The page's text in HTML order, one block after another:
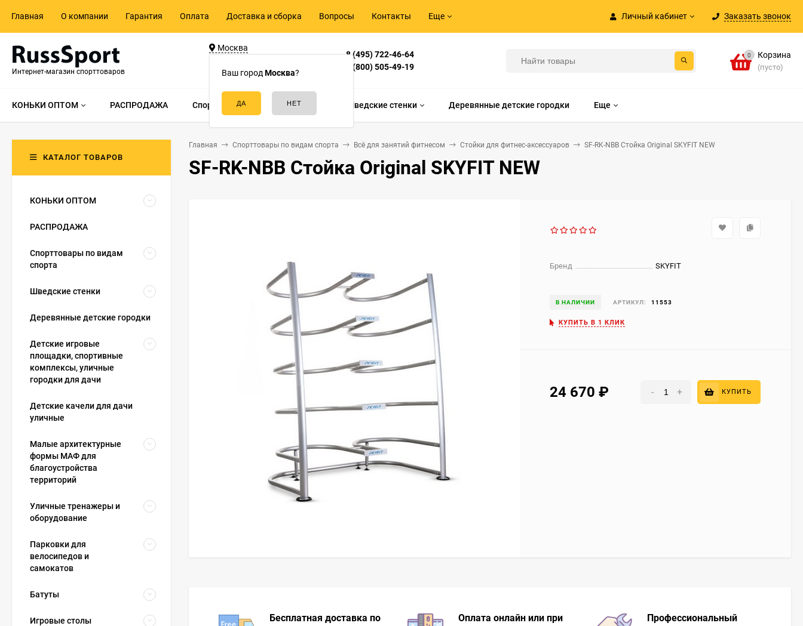
Личный кабинет Заказать звонок
Главная О компании Гарантия Оплата Доставка и сборка Вопросы Контакты Еще
Интернет-магазин спорттоваров
Москва
Ваш город Москва?
д.55, стр.1
8 (495) 722-46-64
8 (800) 505-49-19
0 Корзина
(пусто)
КОНЬКИ ОПТОМ РАСПРОДАЖА Спорттовары по видам спорта Шведские стенки Деревянные детские городки Еще
Главная Спорттовары по видам спорта Всё для занятий фитнесом Стойки для фитнес-аксессуаров SF-RK-NBB Стойка Original SKYFIT NEW
SF-RK-NBB Стойка Original SKYFIT NEW
Бренд SKYFIT
В НАЛИЧИИ АРТИКУЛ: 11553
КУПИТЬ В 1 КЛИК
24 670 - + КУПИТЬ
Бесплатная доставка по
Оплата онлайн или при
Профессиональный
КАТАЛОГ ТОВАРОВ
КОНЬКИ ОПТОМ
РАСПРОДАЖА
Спорттовары по видам
спорта
Шведские стенки
Деревянные детские городки
Детские игровые
площадки, спортивные
комплексы, уличные
городки для дачи
Детские качели для дачи
уличные
Малые архитектурные
формы МАФ для
благоустройства
территорий
Уличные тренажеры и
оборудование
Парковки для
велосипедов и
самокатов
Батуты
Игровые столы